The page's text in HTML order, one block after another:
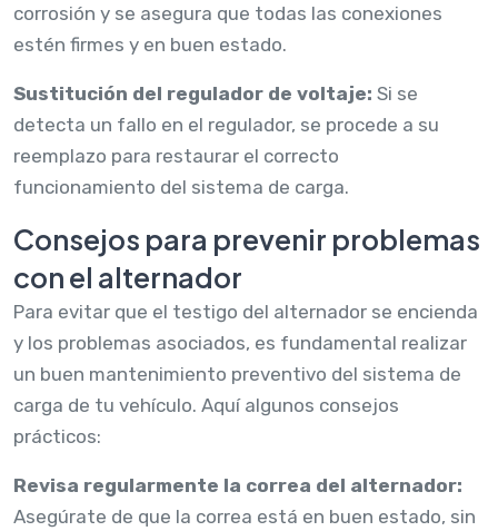
corrosión y se asegura que todas las conexiones
estén firmes y en buen estado.
Sustitución del regulador de voltaje: Si se
detecta un fallo en el regulador, se procede a su
reemplazo para restaurar el correcto
funcionamiento del sistema de carga.
Consejos para prevenir problemas
con el alternador
Para evitar que el testigo del alternador se encienda
y los problemas asociados, es fundamental realizar
un buen mantenimiento preventivo del sistema de
carga de tu vehículo. Aquí algunos consejos
prácticos:
Revisa regularmente la correa del alternador:
Asegúrate de que la correa está en buen estado, sin